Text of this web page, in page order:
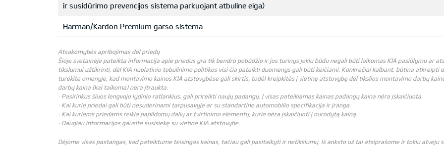
ir susidūrimo prevencijos sistema parkuojant atbuline eiga)
Harman/Kardon Premium garso sistema
Atsakomybės apribojimas dėl priedų
Šioje svetainėje pateikta informacija apie priedus yra tik bendro pobūdžio ir jos turinys jokiu būdu negali būti laikomas KIA pasiūlymu ar
tikslumui užtikrinti, dėl KIA nuolatinio tobulinimo politikos visi čia pateikti duomenys gali būti keičiami. Konkrečiai kalbant, būtina atkreipti
turėkite omenyje, kad montavimo kainos KIA atstovybėse gali skirtis, todėl kreipkitės į vietinę atstovybę dėl tikslios montavimo darbų
darbų kaina (kai taikoma) nėra įtraukta.
· Pasirinkus šiuos lengvojo lydinio ratlankius, gali prireikti naujų padangų. Į visas pateikiamas kainas padangų kaina nėra įskaičiuota.
· Kai kurie priedai gali būti nesuderinami tarpusavyje ar su standartine automobilio specifikacija ir įranga.
· Kai kuriems priedams reikia papildomų dalių ar tvirtinimo elementų, kurie nėra įskaičiuoti į nurodytą kainą.
· Daugiau informacijos gausite susisiekę su vietine KIA atstovybe.
Dėjome visas pastangas, kad pateiktume teisingas kainas, tačiau gali pasitaikyti ir netikslumų. Iš anksto už tai atsiprašome ir tokiu atveju